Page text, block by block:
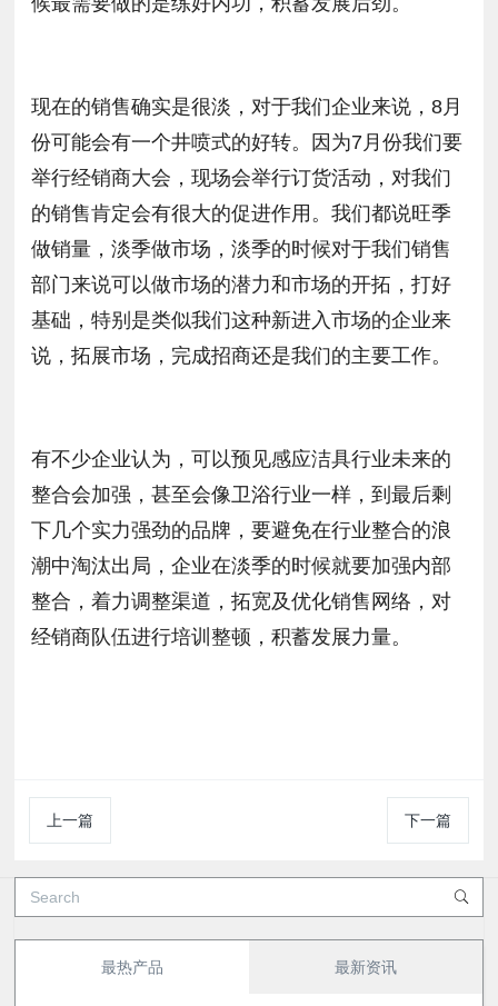
现在的销售确实是很淡，对于我们企业来说，8月
份可能会有一个井喷式的好转。因为7月份我们要
举行经销商大会，现场会举行订货活动，对我们
的销售肯定会有很大的促进作用。我们都说旺季
做销量，淡季做市场，淡季的时候对于我们销售
部门来说可以做市场的潜力和市场的开拓，打好
基础，特别是类似我们这种新进入市场的企业来
说，拓展市场，完成招商还是我们的主要工作。
有不少企业认为，可以预见感应洁具行业未来的
整合会加强，甚至会像卫浴行业一样，到最后剩
下几个实力强劲的品牌，要避免在行业整合的浪
潮中淘汰出局，企业在淡季的时候就要加强内部
整合，着力调整渠道，拓宽及优化销售网络，对
经销商队伍进行培训整顿，积蓄发展力量。
上一篇 下一篇
最热产品 最新资讯